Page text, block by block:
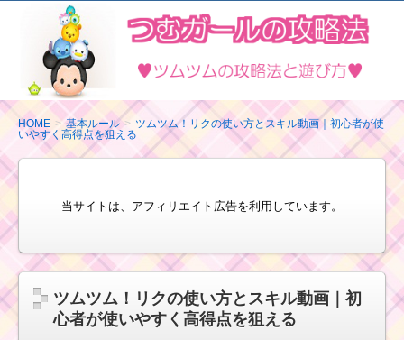
ム
ツ
ム
の
攻
略
び
方
HOME 基本ルール
ツムツム！リクの使い方とスキル動画｜初心者が使
いやすく高得点を狙える
当サイトは、アフィリエイト広告を利用しています。
ツムツム！リクの使い方とスキル動画｜初
心者が使いやすく高得点を狙える